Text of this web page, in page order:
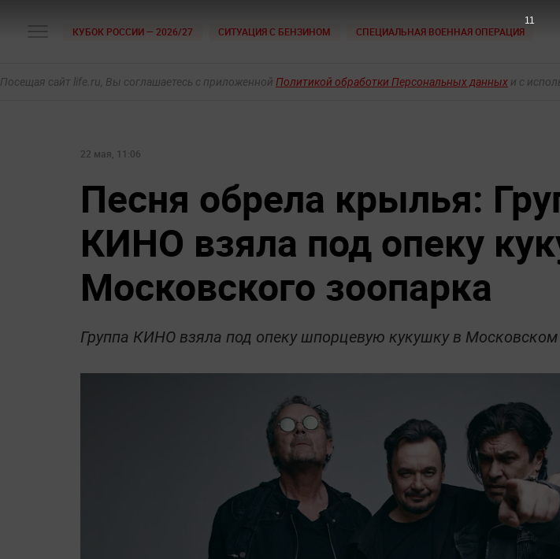
КУБОК РОССИИ — 2026/27 СИТУАЦИЯ С БЕНЗИНОМ СПЕЦИАЛЬНАЯ ВОЕННАЯ ОПЕРАЦИЯ
Посещая сайт life.ru, Вы соглашаетесь с приложенной Политикой обработки Персональных данных и с
22 мая, 11:06
Песня обрела крылья:
КИНО взяла под опеку
Московского зоопарка
Группа КИНО взяла под опеку шпорцевую кукушку в Московском
9